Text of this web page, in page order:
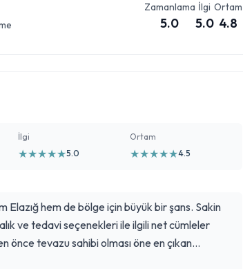
Zamanlama
5.0
İlgi
5.0
Ortam
4.8
İlgi
★★★★★5.0
Ortam
★★★★★4.5
Elazığ hem de bölge için büyük bir şans. Sakin
ve tedavi seçenekleri ile ilgili net cümleler
önce tevazu sahibi olması öne en çıkan
Rabbim hocam gibi bilim adamlarını